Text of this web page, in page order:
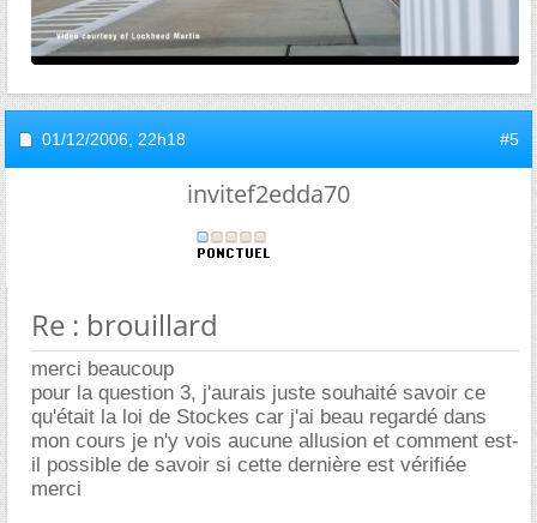
01/12/2006, 22h18 #5
invitef2edda70
Re : brouillard
merci beaucoup
pour la question 3, j'aurais juste souhaité savoir ce
qu'était la loi de Stockes car j'ai beau regardé dans
mon cours je n'y vois aucune allusion et comment est-
il possible de savoir si cette dernière est vérifiée
merci